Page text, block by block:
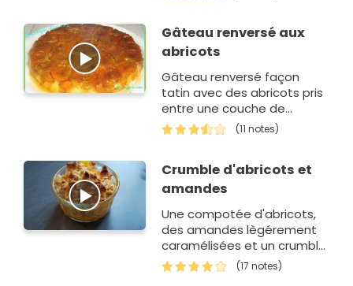
Gâteau renversé aux
abricots
Gâteau renversé façon
tatin avec des abricots pris
entre une couche de
caramel et une couche de
pâte.
(11 notes)
Crumble d'abricots et
amandes
Une compotée d'abricots,
des amandes lègérement
caramélisées et un crumble
croustillant.
(17 notes)